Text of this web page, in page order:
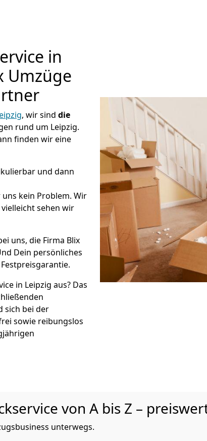
in
Umzüge
, wir sind die
rund um Leipzig.
finden wir eine
und dann
kein Problem. Wir
sehen wir
uns, die Firma Blix
Dein persönliches
in Leipzig aus? Das
sich bei der
sowie reibungslos
von A bis Z –
unterwegs.